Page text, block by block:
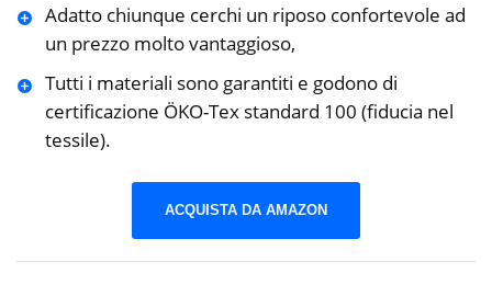
Adatto chiunque cerchi un riposo confortevole ad
un prezzo molto vantaggioso,
Tutti i materiali sono garantiti e godono di
certificazione ÖKO-Tex standard 100 (fiducia nel
tessile).
ACQUISTA DA AMAZON